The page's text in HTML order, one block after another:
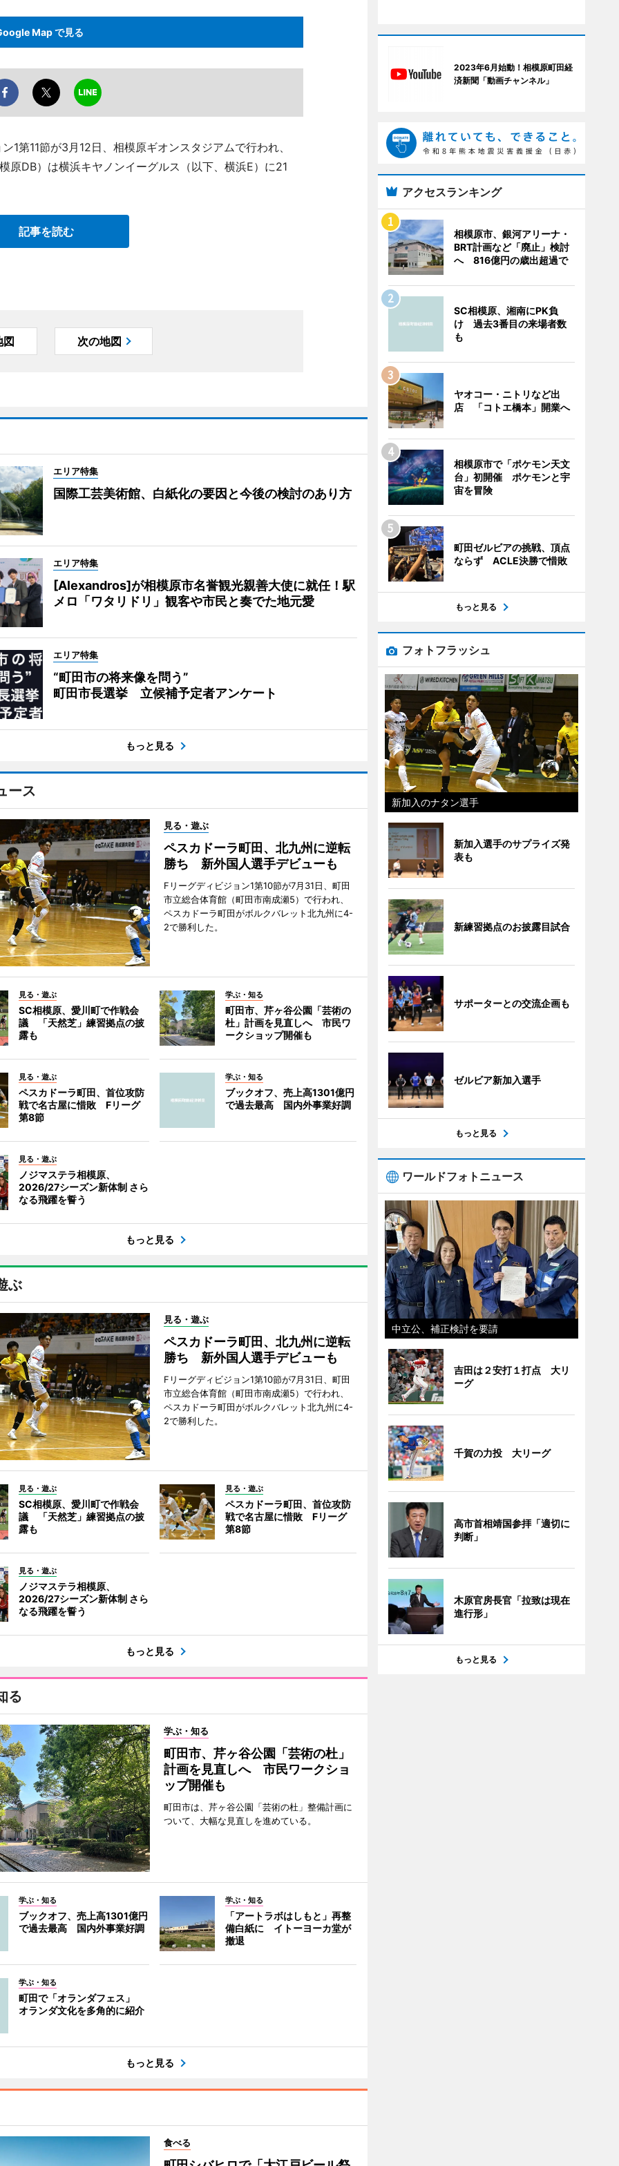
Map で見る
1第11節が3月12日、相模原ギオンスタジアムで行われ、
原DB）は横浜キヤノンイーグルス（以下、横浜E）に21
記事を読む
図 次の地図
エリア特集
国際工芸美術館、白紙化の要因と今後の検討のあり方
エリア特集
[Alexandros]が相模原市名誉観光親善大使に就任！駅
メロ「ワタリドリ」観客や市民と奏でた地元愛
エリア特集
“町田市の将来像を問う”
町田市長選挙 立候補予定者アンケート
もっと見る
ース
見る・遊ぶ
ペスカドーラ町田、北九州に逆転
勝ち 新外国人選手デビューも
Fリーグディビジョン1第10節が7月31日、町田
市立総合体育館（町田市南成瀬5）で行われ、
ペスカドーラ町田がボルクバレット北九州に4-
2で勝利した。
見る・遊ぶ
SC相模原、愛川町で作戦会
議 「天然芝」練習拠点の披
露も
学ぶ・知る
町田市、芹ヶ谷公園「芸術の
杜」計画を見直しへ 市民ワ
ークショップ開催も
見る・遊ぶ
ペスカドーラ町田、首位攻防
戦で名古屋に惜敗 Fリーグ
第8節
学ぶ・知る
ブックオフ、売上高1301億円
で過去最高 国内外事業好調
見る・遊ぶ
ノジマステラ相模原、
2026/27シーズン新体制 さら
なる飛躍を誓う
もっと見る
ぶ
見る・遊ぶ
ペスカドーラ町田、北九州に逆転
勝ち 新外国人選手デビューも
Fリーグディビジョン1第10節が7月31日、町田
市立総合体育館（町田市南成瀬5）で行われ、
ペスカドーラ町田がボルクバレット北九州に4-
2で勝利した。
見る・遊ぶ
SC相模原、愛川町で作戦会
議 「天然芝」練習拠点の披
露も
見る・遊ぶ
ペスカドーラ町田、首位攻防
戦で名古屋に惜敗 Fリーグ
第8節
見る・遊ぶ
ノジマステラ相模原、
2026/27シーズン新体制 さら
なる飛躍を誓う
もっと見る
る
学ぶ・知る
町田市、芹ヶ谷公園「芸術の杜」
計画を見直しへ 市民ワークショ
ップ開催も
町田市は、芹ヶ谷公園「芸術の杜」整備計画に
ついて、大幅な見直しを進めている。
学ぶ・知る
ブックオフ、売上高1301億円
で過去最高 国内外事業好調
学ぶ・知る
「アートラボはしもと」再整
備白紙に イトーヨーカ堂が
撤退
学ぶ・知る
町田で「オランダフェス」
オランダ文化を多角的に紹介
もっと見る
食べる
2023年6月始動！相模原町田経
済新聞「動画チャンネル」
アクセスランキング
相模原市、銀河アリーナ・
BRT計画など「廃止」検討
へ 816億円の歳出超過で
SC相模原、湘南にPK負
け 過去3番目の来場者数
も
ヤオコー・ニトリなど出
店 「コトエ橋本」開業へ
相模原市で「ポケモン天文
台」初開催 ポケモンと宇
宙を冒険
町田ゼルビアの挑戦、頂点
ならず ACLE決勝で惜敗
もっと見る
フォトフラッシュ
新加入のナタン選手
新加入選手のサプライズ発
表も
新練習拠点のお披露目試合
サポーターとの交流企画も
ゼルビア新加入選手
もっと見る
ワールドフォトニュース
中立公、補正検討を要請
吉田は２安打１打点 大リ
ーグ
千賀の力投 大リーグ
高市首相靖国参拝「適切に
判断」
木原官房長官「拉致は現在
進行形」
もっと見る